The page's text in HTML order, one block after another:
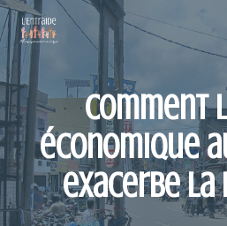
Aller
au
contenu
Comment
économique
exacerbe la